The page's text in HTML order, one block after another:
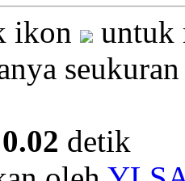
ikon
untuk
0.02 detik